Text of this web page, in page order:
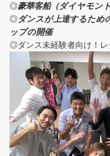
◎豪華客船（ダイヤモン
◎ダンスが上達するため
ップの開催
◎ダンス未経験者向け！